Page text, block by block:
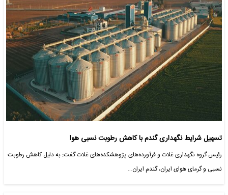
تسهیل شرایط نگهداری گندم با کاهش رطوبت نسبی هوا
رئیس گروه نگهداری غلات و فرآورده‌های پژوهشکده‌های غلات گفت: به دلیل کاهش رطوبت
نسبی و گرمای هوای ایران، گندم ایران…